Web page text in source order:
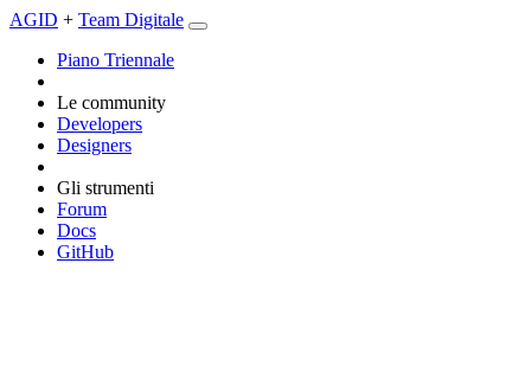
AGID + Team Digitale
Piano Triennale
Le community
Developers
Designers
Gli strumenti
Forum
Docs
GitHub